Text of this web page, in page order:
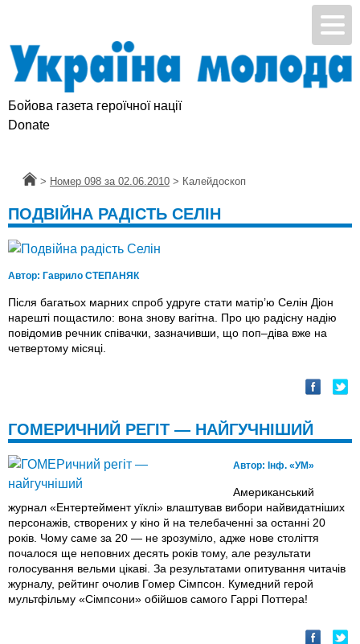
Бойова газета героїчної нації
Donate
Головна
> Номер 098 за 02.06.2010 > Калейдоскоп
ПОДВІЙНА РАДІСТЬ СЕЛІН
Автор: Гаврило СТЕПАНЯК
Після багатьох марних спроб удруге стати матір’ю Селін Діон
нарешті пощастило: вона знову вагітна. Про цю радісну надію
повідомив речник співачки, зазначивши, що поп–діва вже на
четвертому місяці.
ГОМЕРИЧНИЙ РЕГІТ — НАЙГУЧНІШИЙ
Автор: Інф. «УМ»
Американський
журнал «Ентертеймент уїклі» влаштував вибори найвидатніших
персонажів, створених у кіно й на телебаченні за останні 20
років. Чому саме за 20 — не зрозуміло, адже нове століття
почалося ще неповних десять років тому, але результати
голосування вельми цікаві. За результатами опитування читачів
журналу, рейтинг очолив Гомер Сімпсон. Кумедний герой
мультфільму «Сімпсони» обійшов самого Гаррі Поттера!